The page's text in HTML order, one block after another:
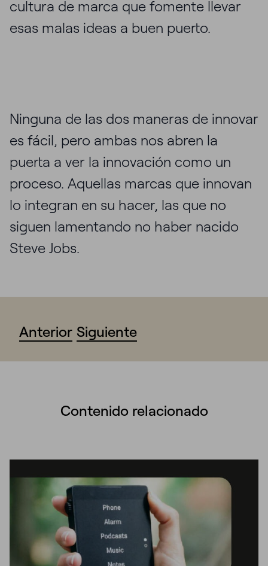
cultura de marca que fomente llevar
esas malas ideas a buen puerto.
Ninguna de las dos maneras de innovar
es fácil, pero ambas nos abren la
puerta a ver la innovación como un
proceso. Aquellas marcas que innovan
lo integran en su hacer, las que no
siguen lamentando no haber nacido
Steve Jobs.
Anterior Siguiente
Contenido relacionado